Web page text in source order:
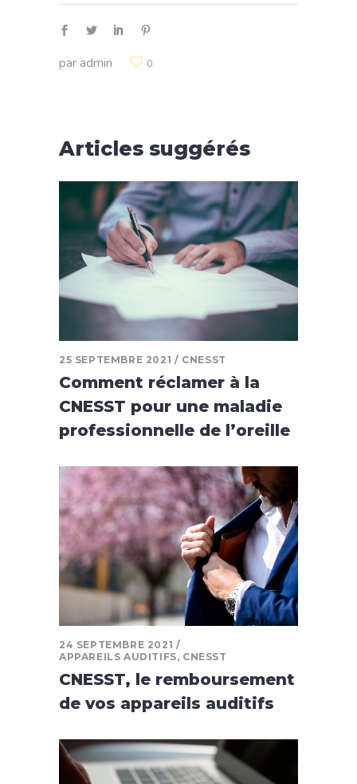
paradmin 0
Articles suggérés
25 SEPTEMBRE 2021 CNESST
Comment réclamer à la
CNESST pour une maladie
professionnelle de l’oreille
24 SEPTEMBRE 2021
APPAREILS AUDITIFS, CNESST
CNESST, le remboursement
de vos appareils auditifs